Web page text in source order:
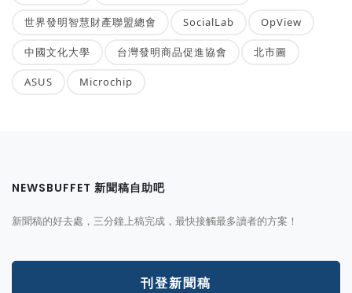
世界發明智慧財產聯盟總會 SocialLab OpView
中國文化大學 台灣發明商品促進協會 北市圖
ASUS Microchip
NEWSBUFFET 新聞稿自助吧
新聞稿的好去處，三分鐘上稿完成，最快接觸最多讀者的方案！
刊登新聞稿